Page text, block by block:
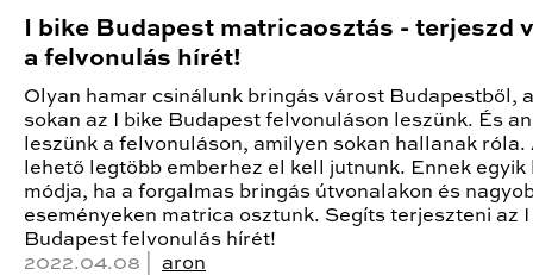
I bike Budapest matricaosztás - terjeszd
a felvonulás hírét!
Olyan hamar csinálunk bringás várost Budapestből,
sokan az I bike Budapest felvonuláson leszünk. És
leszünk a felvonuláson, amilyen sokan hallanak róla.
lehető legtöbb emberhez el kell jutnunk. Ennek egyik
módja, ha a forgalmas bringás útvonalakon és
eseményeken matrica osztunk. Segíts terjeszteni az I
Budapest felvonulás hírét!
2022.04.08 | aron